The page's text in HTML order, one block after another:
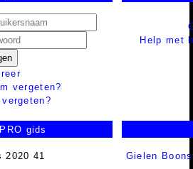
vergeten?
Help met
gids
Gielen